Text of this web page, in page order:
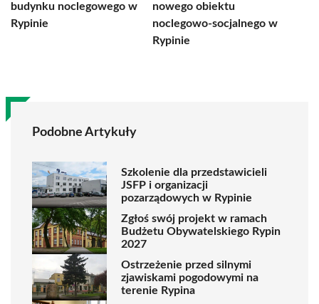
budynku noclegowego w
Rypinie
nowego obiektu
noclegowo-socjalnego w
Rypinie
Podobne Artykuły
Szkolenie dla przedstawicieli
JSFP i organizacji
pozarządowych w Rypinie
Zgłoś swój projekt w ramach
Budżetu Obywatelskiego Rypin
2027
Ostrzeżenie przed silnymi
zjawiskami pogodowymi na
terenie Rypina